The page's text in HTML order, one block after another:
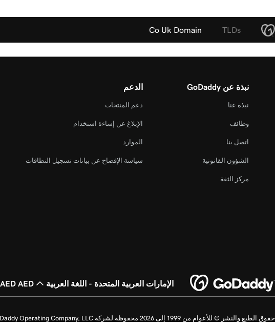
TLDs
Co Uk Domain
نبذة عن GoDaddy
نبذة عنا
وظائف
اتصل بنا
الشؤون القانونية
مركز الثقة
الدعم
دعم المنتجات
الإبلاغ عن إساءة استخدام
الموارد
سياسة الإفصاح عن بيانات تسجيل النطاقات
الإمارات العربية المتحدة - اللغة العربية AED AED